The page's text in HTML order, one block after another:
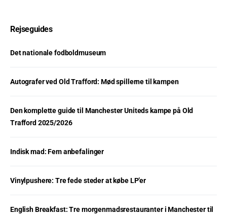
Rejseguides
Det nationale fodboldmuseum
Autografer ved Old Trafford: Mød spillerne til kampen
Den komplette guide til Manchester Uniteds kampe på Old
Trafford 2025/2026
Indisk mad: Fem anbefalinger
Vinylpushere: Tre fede steder at købe LP’er
English Breakfast: Tre morgenmadsrestauranter i Manchester til